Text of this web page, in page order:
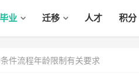
毕业 迁移 人才 积分
件流程年龄限制有关要求